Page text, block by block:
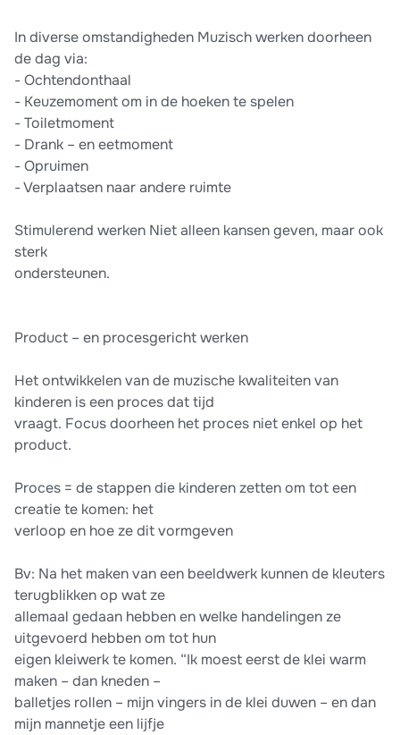
In diverse omstandigheden Muzisch werken doorheen
de dag via:
- Ochtendonthaal
- Keuzemoment om in de hoeken te spelen
- Toiletmoment
- Drank – en eetmoment
- Opruimen
- Verplaatsen naar andere ruimte
Stimulerend werken Niet alleen kansen geven, maar ook
sterk
ondersteunen.
Product – en procesgericht werken
Het ontwikkelen van de muzische kwaliteiten van
kinderen is een proces dat tijd
vraagt. Focus doorheen het proces niet enkel op het
product.
Proces = de stappen die kinderen zetten om tot een
creatie te komen: het
verloop en hoe ze dit vormgeven
Bv: Na het maken van een beeldwerk kunnen de kleuters
terugblikken op wat ze
allemaal gedaan hebben en welke handelingen ze
uitgevoerd hebben om tot hun
eigen kleiwerk te komen. “Ik moest eerst de klei warm
maken – dan kneden –
balletjes rollen – mijn vingers in de klei duwen – en dan
mijn mannetje een lijfje